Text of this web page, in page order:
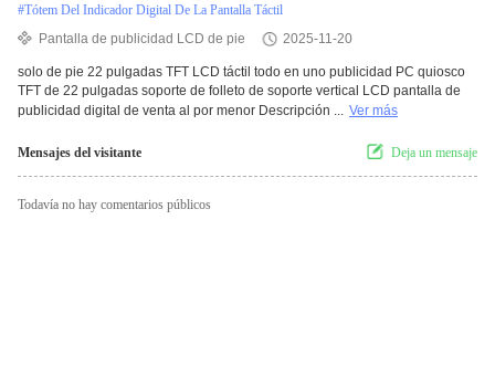
#Tótem Del Indicador Digital De La Pantalla Táctil
Pantalla de publicidad LCD de pie
2025-11-20
solo de pie 22 pulgadas TFT LCD táctil todo en uno publicidad PC quiosco
TFT de 22 pulgadas soporte de folleto de soporte vertical LCD pantalla de
publicidad digital de venta al por menor Descripción ... Ver más
Mensajes del visitante Deja un mensaje
Todavía no hay comentarios públicos